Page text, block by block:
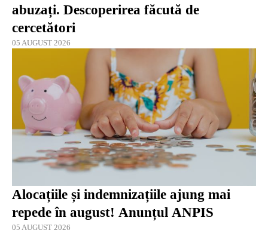
abuzați. Descoperirea făcută de
cercetători
05 AUGUST 2026
Alocațiile și indemnizațiile ajung mai
repede în august! Anunțul ANPIS
05 AUGUST 2026